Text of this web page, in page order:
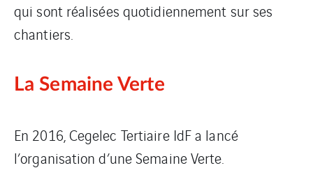
qui sont réalisées quotidiennement sur ses
chantiers.
La Semaine Verte
En 2016, Cegelec Tertiaire IdF a lancé
l’organisation d’une Semaine Verte.